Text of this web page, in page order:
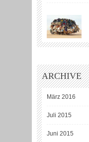
ARCHIVE
März 2016
Juli 2015
Juni 2015